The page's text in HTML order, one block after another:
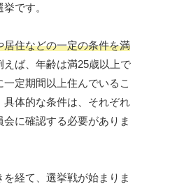
です。
居住などの一定の条件を満
えば、年齢は満25歳以上で
定期間以上住んでいるこ
具体的な条件は、それぞれ
に確認する必要がありま
経て、選挙戦が始まりま